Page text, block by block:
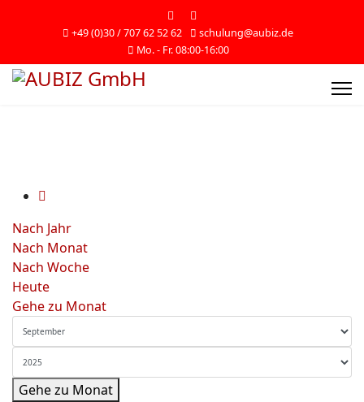
+49 (0)30 / 707 62 52 62
schulung@aubiz.de
Mo. - Fr. 08:00-16:00
Nach Jahr
Nach Monat
Nach Woche
Heute
Gehe zu Monat
Gehe zu Monat